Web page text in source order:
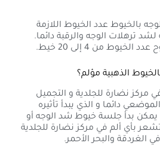
بالخيوط عدد الخيوط اللازمة
ترهلات الوجه والرقبة دائما.
الخيوط من 4 إلى 20 خيط.
الذهبية مؤلم؟
مركز نضارة للجلدية و التجميل
دائما و الذي يبدأ تأثيره
و يمكن بدأ جلسة خيوط شد الوجه أو
بأي ألم في مركز نضارة للجلدية
الغردقة والبحر الأحمر.